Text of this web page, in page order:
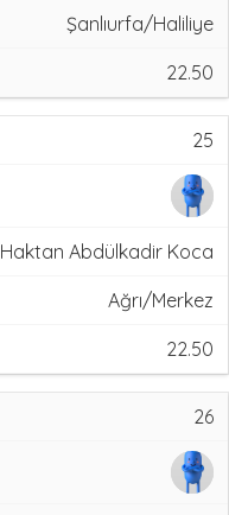
Şanlıurfa/Haliliye
22.50
25
Haktan Abdülkadir Koca
Ağrı/Merkez
22.50
26